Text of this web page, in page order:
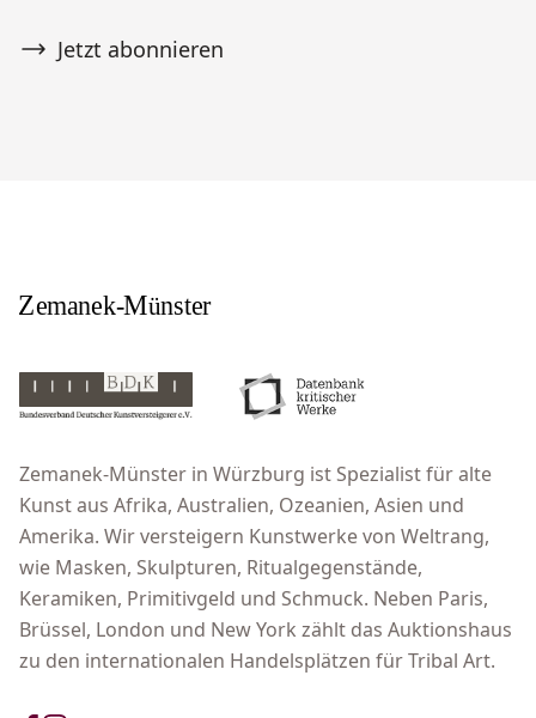
Jetzt abonnieren
Zemanek-Münster in Würzburg ist Spezialist für alte
Kunst aus Afrika, Australien, Ozeanien, Asien und
Amerika. Wir versteigern Kunstwerke von Weltrang,
wie Masken, Skulpturen, Ritualgegenstände,
Keramiken, Primitivgeld und Schmuck. Neben Paris,
Brüssel, London und New York zählt das Auktionshaus
zu den internationalen Handelsplätzen für Tribal Art.